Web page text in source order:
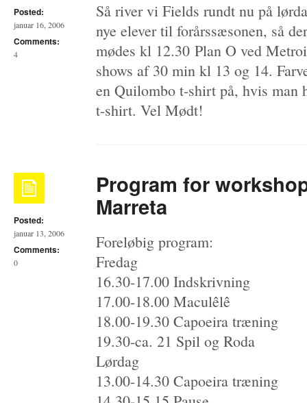
Posted:
januar 16, 2006
Comments:
4
Så river vi Fields rundt nu på
nye elever til forårssæsonen, så
mødes kl 12.30 Plan O ved
shows af 30 min kl 13 og 14.
en Quilombo t-shirt på, hvis man
t-shirt. Vel Mødt!
Posted:
januar 13, 2006
Comments:
0
Program for
Marreta
Foreløbig program:
Fredag
16.30-17.00 Indskrivning
17.00-18.00 Maculêlê
18.00-19.30 Capoeira træning
19.30-ca. 21 Spil og Roda
Lørdag
13.00-14.30 Capoeira træning